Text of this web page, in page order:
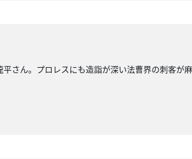
さん。プロレスにも造詣が深い法曹界の刺客が